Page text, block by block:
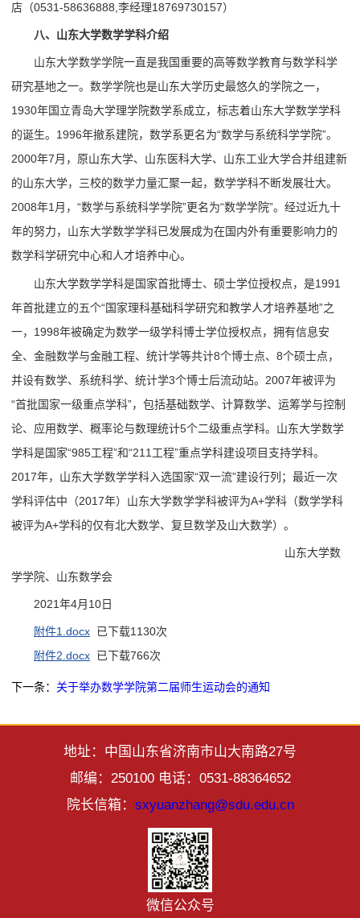
店（0531-58636888,李经理18769730157）
八、山东大学数学学科介绍
山东大学数学学院一直是我国重要的高等数学教育与数学科学
研究基地之一。数学学院也是山东大学历史最悠久的学院之一，
1930年国立青岛大学理学院数学系成立，标志着山东大学数学学科
的诞生。1996年撤系建院，数学系更名为“数学与系统科学学院”。
2000年7月，原山东大学、山东医科大学、山东工业大学合并组建新
的山东大学，三校的数学力量汇聚一起，数学学科不断发展壮大。
2008年1月，“数学与系统科学学院”更名为“数学学院”。经过近九十
年的努力，山东大学数学学科已发展成为在国内外有重要影响力的
数学科学研究中心和人才培养中心。
山东大学数学学科是国家首批博士、硕士学位授权点，是1991
年首批建立的五个“国家理科基础科学研究和教学人才培养基地”之
一，1998年被确定为数学一级学科博士学位授权点，拥有信息安
全、金融数学与金融工程、统计学等共计8个博士点、8个硕士点，
并设有数学、系统科学、统计学3个博士后流动站。2007年被评为
“首批国家一级重点学科”，包括基础数学、计算数学、运筹学与控制
论、应用数学、概率论与数理统计5个二级重点学科。山东大学数学
学科是国家“985工程”和“211工程”重点学科建设项目支持学科。
2017年，山东大学数学学科入选国家“双一流”建设行列；最近一次
学科评估中（2017年）山东大学数学学科被评为A+学科（数学学科
被评为A+学科的仅有北大数学、复旦数学及山大数学）。
山东大学数
学学院、山东数学会
2021年4月10日
附件1.docx 已下载1130次
附件2.docx 已下载766次
下一条： 关于举办数学学院第二届师生运动会的通知
地址：中国山东省济南市山大南路27号
邮编：250100 电话：0531-88364652
院长信箱： sxyuanzhang@sdu.edu.cn
微信公众号